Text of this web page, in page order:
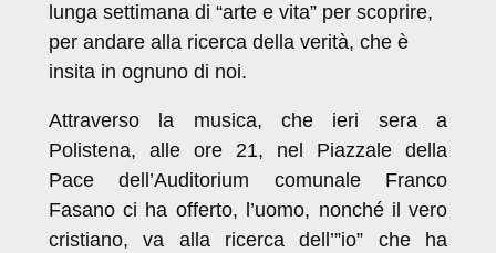
lunga settimana di “arte e vita” per scoprire,
per andare alla ricerca della verità, che è
insita in ognuno di noi.
Attraverso la musica, che ieri sera a
Polistena, alle ore 21, nel Piazzale della
Pace dell’Auditorium comunale Franco
Fasano ci ha offerto, l’uomo, nonché il vero
cristiano, va alla ricerca dell’”io” che ha